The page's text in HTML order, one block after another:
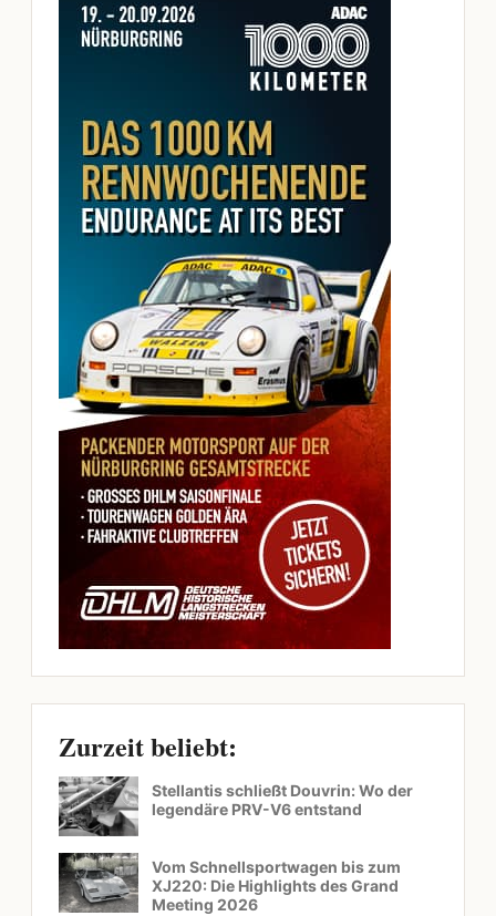
Zurzeit beliebt:
Stellantis schließt Douvrin: Wo der
legendäre PRV-V6 entstand
Vom Schnellsportwagen bis zum
XJ220: Die Highlights des Grand
Meeting 2026